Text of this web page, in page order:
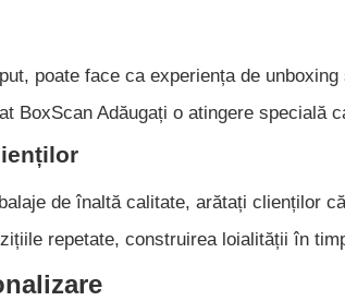
poate face ca experiența de
BoxScan Adăugați o atingere specială
de înaltă calitate, arătați clienților
repetate, construirea loialității în